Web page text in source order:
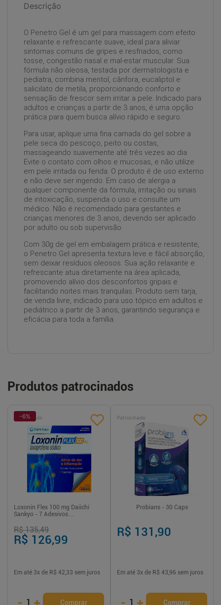
Descrição
O Penetro Gel é um gel para massagem com efeito
relaxante e refrescante suave, ideal para aliviar
sintomas comuns de gripes e resfriados, como
tosse, congestão nasal e mal-estar muscular. Sua
fórmula não oleosa, testada por dermatologista e
pediatra, combina mentol, cânfora, eucaliptol e
salicilato de metila, proporcionando conforto e
sensação de frescor sem irritar a pele. Indicado para
adultos e crianças a partir de 3 anos, é uma opção
prática para quem busca alívio rápido e seguro.
Para usar, aplique uma fina camada do gel sobre a
pele seca do pescoço, peito ou costas,
massageando suavemente até três vezes ao dia.
Evite o contato com olhos e mucosas, e não utilize
em pele irritada ou ferida. O produto é de uso externo
e não deve ser ingerido. Em caso de alergia a
qualquer componente da fórmula, irritação ou sinais
de intoxicação, suspenda o uso e consulte um
médico. Não é recomendado para gestantes e
crianças menores de 3 anos, devendo ser aplicado
por adulto ou sob supervisão.
Com 30g de gel em embalagem prática e resistente,
o Penetro Gel apresenta textura leve e fácil absorção,
sem deixar resíduos oleosos. Sua ação relaxante e
refrescante atua diretamente na área aplicada,
promovendo alívio dos desconfortos gripais e
facilitando noites mais tranquilas. Produto sem tarja,
de venda livre, indicado para uso tópico em adultos e
pediátrico a partir de 3 anos, garantindo segurança e
eficácia para toda a família.
Produtos patrocinados
Patrocinado
-6%
Loxonin Flex 100 mg Daiichi
Sankyo - 7 Adesivos
R$ 135,49
R$ 126,99
Em até 3x de R$ 42,33 sem juros
1 Comprar
Patrocinado
Probians - 30 Caps
R$ 131,90
Em até 3x de R$ 43,96 sem juros
1 Comprar